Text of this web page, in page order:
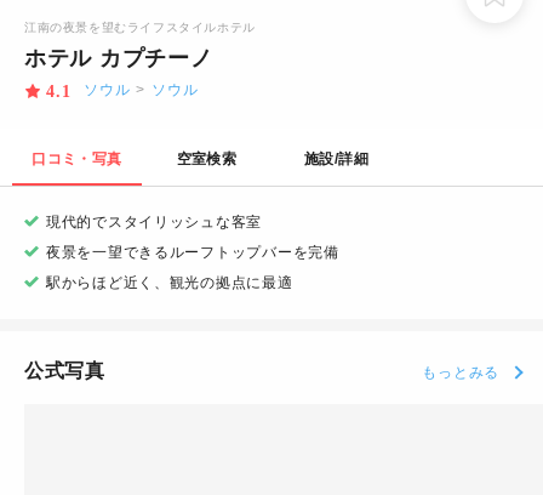
江南の夜景を望むライフスタイルホテル
ホテル カプチーノ
4.1 ソウル > ソウル
口コミ・写真 空室検索 施設/詳細
現代的でスタイリッシュな客室
夜景を一望できるルーフトップバーを完備
駅からほど近く、観光の拠点に最適
公式写真 もっとみる